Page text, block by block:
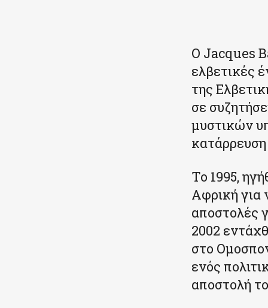
Ο Jacques
ελβετικές
της
σε
μυστικών
Το 1995,
Αφρική για
αποστολές
2002
στο
ενός
αποστολή